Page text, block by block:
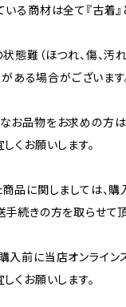
る商材は全て『古着』
態難（ほつれ、傷、汚
がある場合がございます
お品物をお求めの方
くお願いします。
商品に関しましては、
続きの方を取らせて頂
入前に当店オンライン
くお願いします。